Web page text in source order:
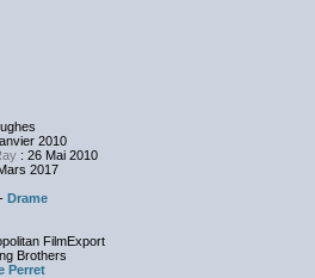
2010
: 26 Mai 2010
2017
- Drame
FilmExport
Brothers
Perret